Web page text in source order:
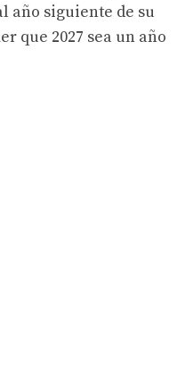
año siguiente de su
que 2027 sea un año